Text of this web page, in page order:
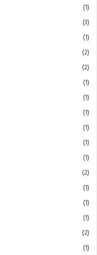
(1)
(3)
(1)
(2)
(2)
(1)
(1)
(1)
(1)
(1)
(1)
(2)
(1)
(1)
(1)
(2)
(1)